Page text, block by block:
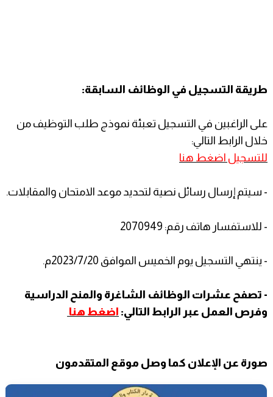
طريقة التسجيل في الوظائف السابقة:
على الراغبين في التسجيل تعبئة نموذج طلب التوظيف من
خلال الرابط التالي:
للتسجيل اضغط هنا
- سيتم إرسال رسائل نصية لتحديد موعد الامتحان والمقابلات.
- للاستفسار هاتف رقم: 2070949
- ينتهي التسجيل يوم الخميس الموافق 2023/7/20م.
- تصفح عشرات الوظائف الشاغرة والمنح الدراسية
وفرص العمل عبر الرابط التالي: اضغط هنا
صورة عن الإعلان كما وصل موقع المتقدمون